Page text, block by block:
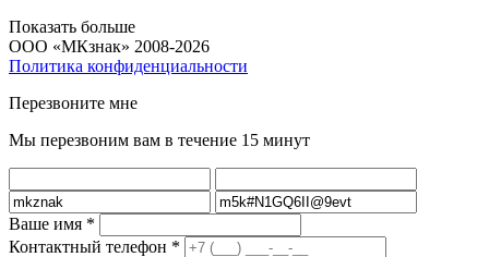
Показать больше
ООО «МКзнак» 2008-2026
Политика конфиденциальности
Перезвоните мне
Мы перезвоним вам в течение 15 минут
Ваше имя *
Контактный телефон *